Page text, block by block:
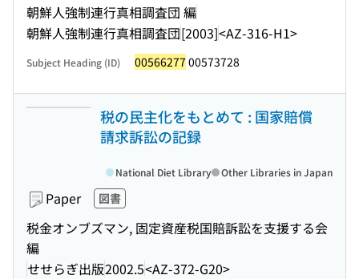
朝鮮人強制連行真相調査団 編
朝鮮人強制連行真相調査団[2003]<AZ-316-H1>
Subject Heading (ID) 00566277 00573728
税の民主化をもとめて : 国家賠償
請求訴訟の記録
Paper 図書
税金オンブズマン, 固定資産税国賠訴訟を支援する会
編
せせらぎ出版2002.5<AZ-372-G20>
National Diet Library Other Libraries in Japan